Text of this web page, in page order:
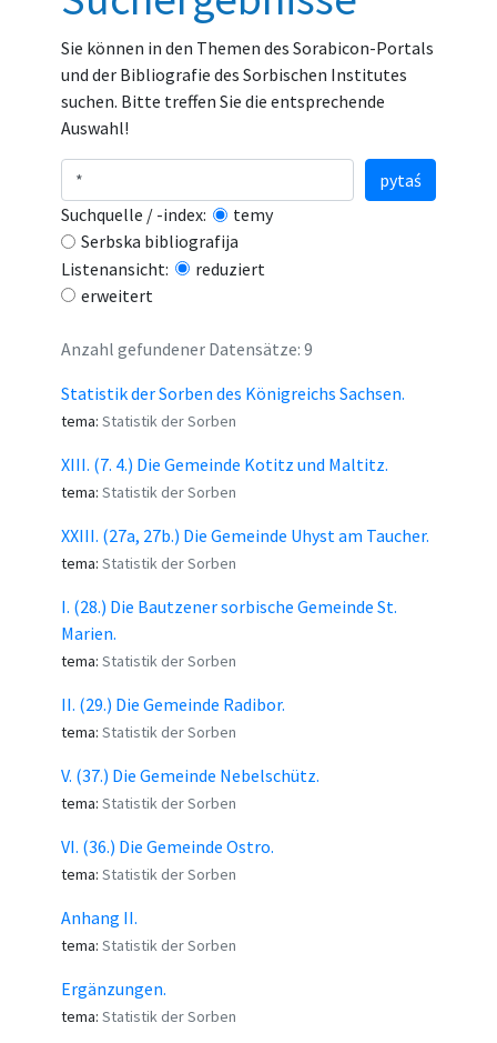
Sie können in den Themen des Sorabicon-Portals
und der Bibliografie des Sorbischen Institutes
suchen. Bitte treffen Sie die entsprechende
Auswahl!
Suchquelle / -index:
temy
Serbska bibliografija
Listenansicht:
reduziert
erweitert
pytaś
Anzahl gefundener Datensätze: 9
Statistik der Sorben des Königreichs Sachsen.
tema: Statistik der Sorben
XIII. (7. 4.) Die Gemeinde Kotitz und Maltitz.
tema: Statistik der Sorben
XXIII. (27a, 27b.) Die Gemeinde Uhyst am Taucher.
tema: Statistik der Sorben
I. (28.) Die Bautzener sorbische Gemeinde St.
Marien.
tema: Statistik der Sorben
II. (29.) Die Gemeinde Radibor.
tema: Statistik der Sorben
V. (37.) Die Gemeinde Nebelschütz.
tema: Statistik der Sorben
VI. (36.) Die Gemeinde Ostro.
tema: Statistik der Sorben
Anhang II.
tema: Statistik der Sorben
Ergänzungen.
tema: Statistik der Sorben